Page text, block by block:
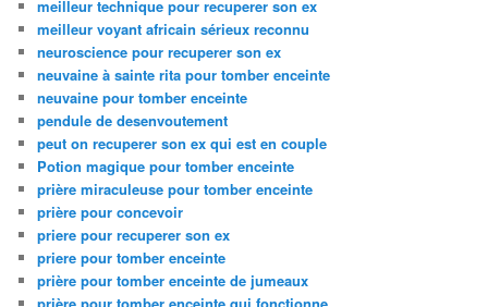
meilleur technique pour recuperer son ex
meilleur voyant africain sérieux reconnu
neuroscience pour recuperer son ex
neuvaine à sainte rita pour tomber enceinte
neuvaine pour tomber enceinte
pendule de desenvoutement
peut on recuperer son ex qui est en couple
Potion magique pour tomber enceinte
prière miraculeuse pour tomber enceinte
prière pour concevoir
priere pour recuperer son ex
priere pour tomber enceinte
prière pour tomber enceinte de jumeaux
prière pour tomber enceinte qui fonctionne